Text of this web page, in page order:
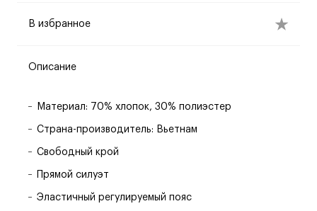
В избранное
Описание
Материал: 70% хлопок, 30% полиэстер
Страна-производитель: Вьетнам
Свободный крой
Прямой силуэт
Эластичный регулируемый пояс